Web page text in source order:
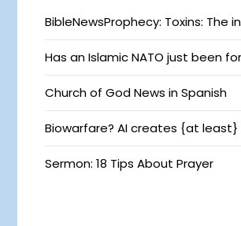
BibleNewsProphecy: Toxins: The
Has an Islamic NATO just been
Church of God News in Spanish
Biowarfare? AI creates {at least}
Sermon: 18 Tips About Prayer